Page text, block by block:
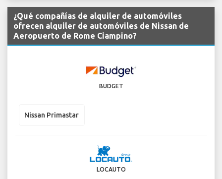
¿Qué compañías de alquiler de automóviles
ofrecen alquiler de automóviles de Nissan de
Aeropuerto de Rome Ciampino?
BUDGET
Nissan Primastar
LOCAUTO